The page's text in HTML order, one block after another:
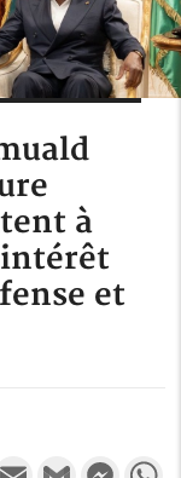
à
et
TwitterEmail Gmail